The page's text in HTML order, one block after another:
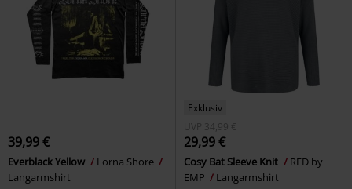
39,99 €
Everblack Yellow
Lorna Shore
Langarmshirt
Exklusiv
UVP
34,99 €
29,99 €
Cosy Bat Sleeve Knit
RED by
EMP
Langarmshirt